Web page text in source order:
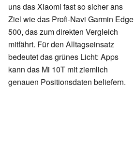
uns das Xiaomi fast so sicher ans
Ziel wie das Profi-Navi Garmin Edge
500, das zum direkten Vergleich
mitfährt. Für den Alltagseinsatz
bedeutet das grünes Licht: Apps
kann das Mi 10T mit ziemlich
genauen Positionsdaten beliefern.